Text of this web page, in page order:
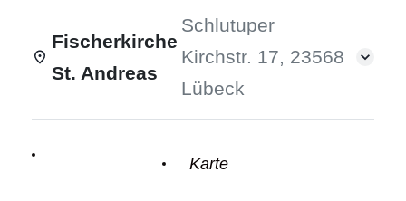
Fischerkirche
St. Andreas
Schlutuper
Kirchstr. 17, 23568
Lübeck
Karte